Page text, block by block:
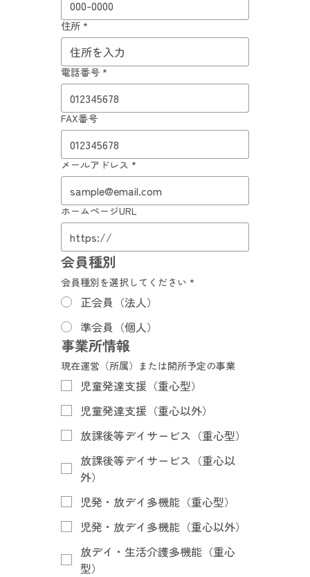
住所 *
電話番号 *
FAX番号
メールアドレス *
ホームページURL
会員種別
会員種別を選択してください *
正会員（法人）
準会員（個人）
事業所情報
現在運営（所属）または開所予定の事業
児童発達支援（重心型）
児童発達支援（重心以外）
放課後等デイサービス（重心型）
放課後等デイサービス（重心以
外）
児発・放デイ多機能（重心型）
児発・放デイ多機能（重心以外）
放デイ・生活介護多機能（重心
型）